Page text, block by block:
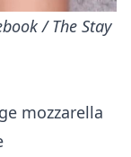
/ The Stay
mozzarella